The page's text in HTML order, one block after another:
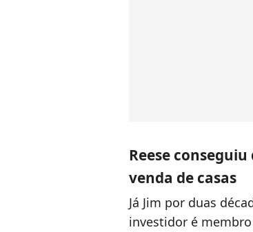
Reese
venda de casas
Já Jim por duas
investidor é